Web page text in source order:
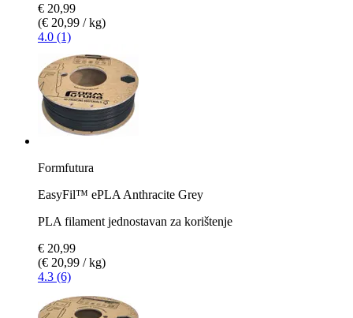
€ 20,99
(€ 20,99 / kg)
4.0 (1)
Formfutura
EasyFil™ ePLA Anthracite Grey
PLA filament jednostavan za korištenje
€ 20,99
(€ 20,99 / kg)
4.3 (6)